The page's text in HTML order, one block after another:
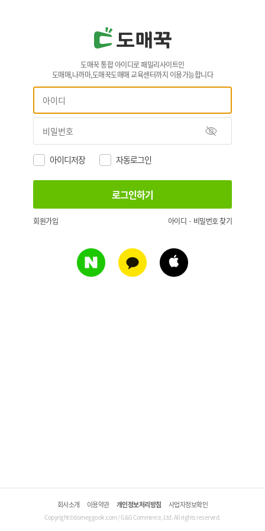
도매꾹 통합 아이디로 패밀리사이트인
도매매,나까마,도매꾹도매매 교육센터까지 이용가능합니다
아이디저장 자동로그인
회원가입 아이디 · 비밀번호 찾기
회사소개 이용약관 개인정보처리방침 사업자정보확인
Copyright©domeggook.com / G&G Commerce, Ltd. All rights reserved.